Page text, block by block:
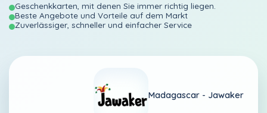
Geschenkkarten, mit denen Sie immer richtig liegen.
Beste Angebote und Vorteile auf dem Markt
Zuverlässiger, schneller und einfacher Service
Madagascar - Jawaker